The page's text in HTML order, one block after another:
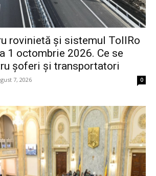
rovinietă și sistemul TollRo
1 octombrie 2026. Ce se
șoferi și transportatori
7, 2026 0